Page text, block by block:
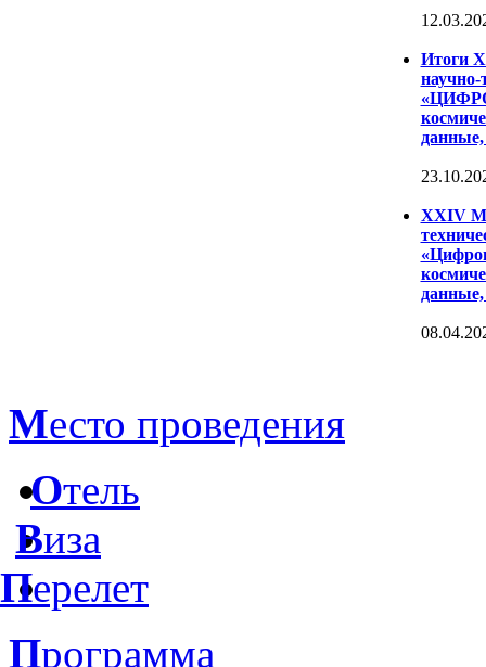
Итоги
научно-
данные,
XXIV
данные,
Место проведения
Отель
Виза
Перелет
Программа